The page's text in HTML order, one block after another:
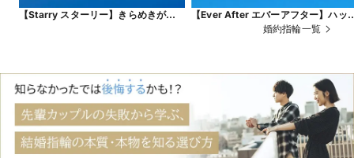
【Starry スターリー】きらめきがひ
【Ever After エバーアフター】ハッ
ピーエンドを経て、ふたりの物語が永
婚約指輪一覧